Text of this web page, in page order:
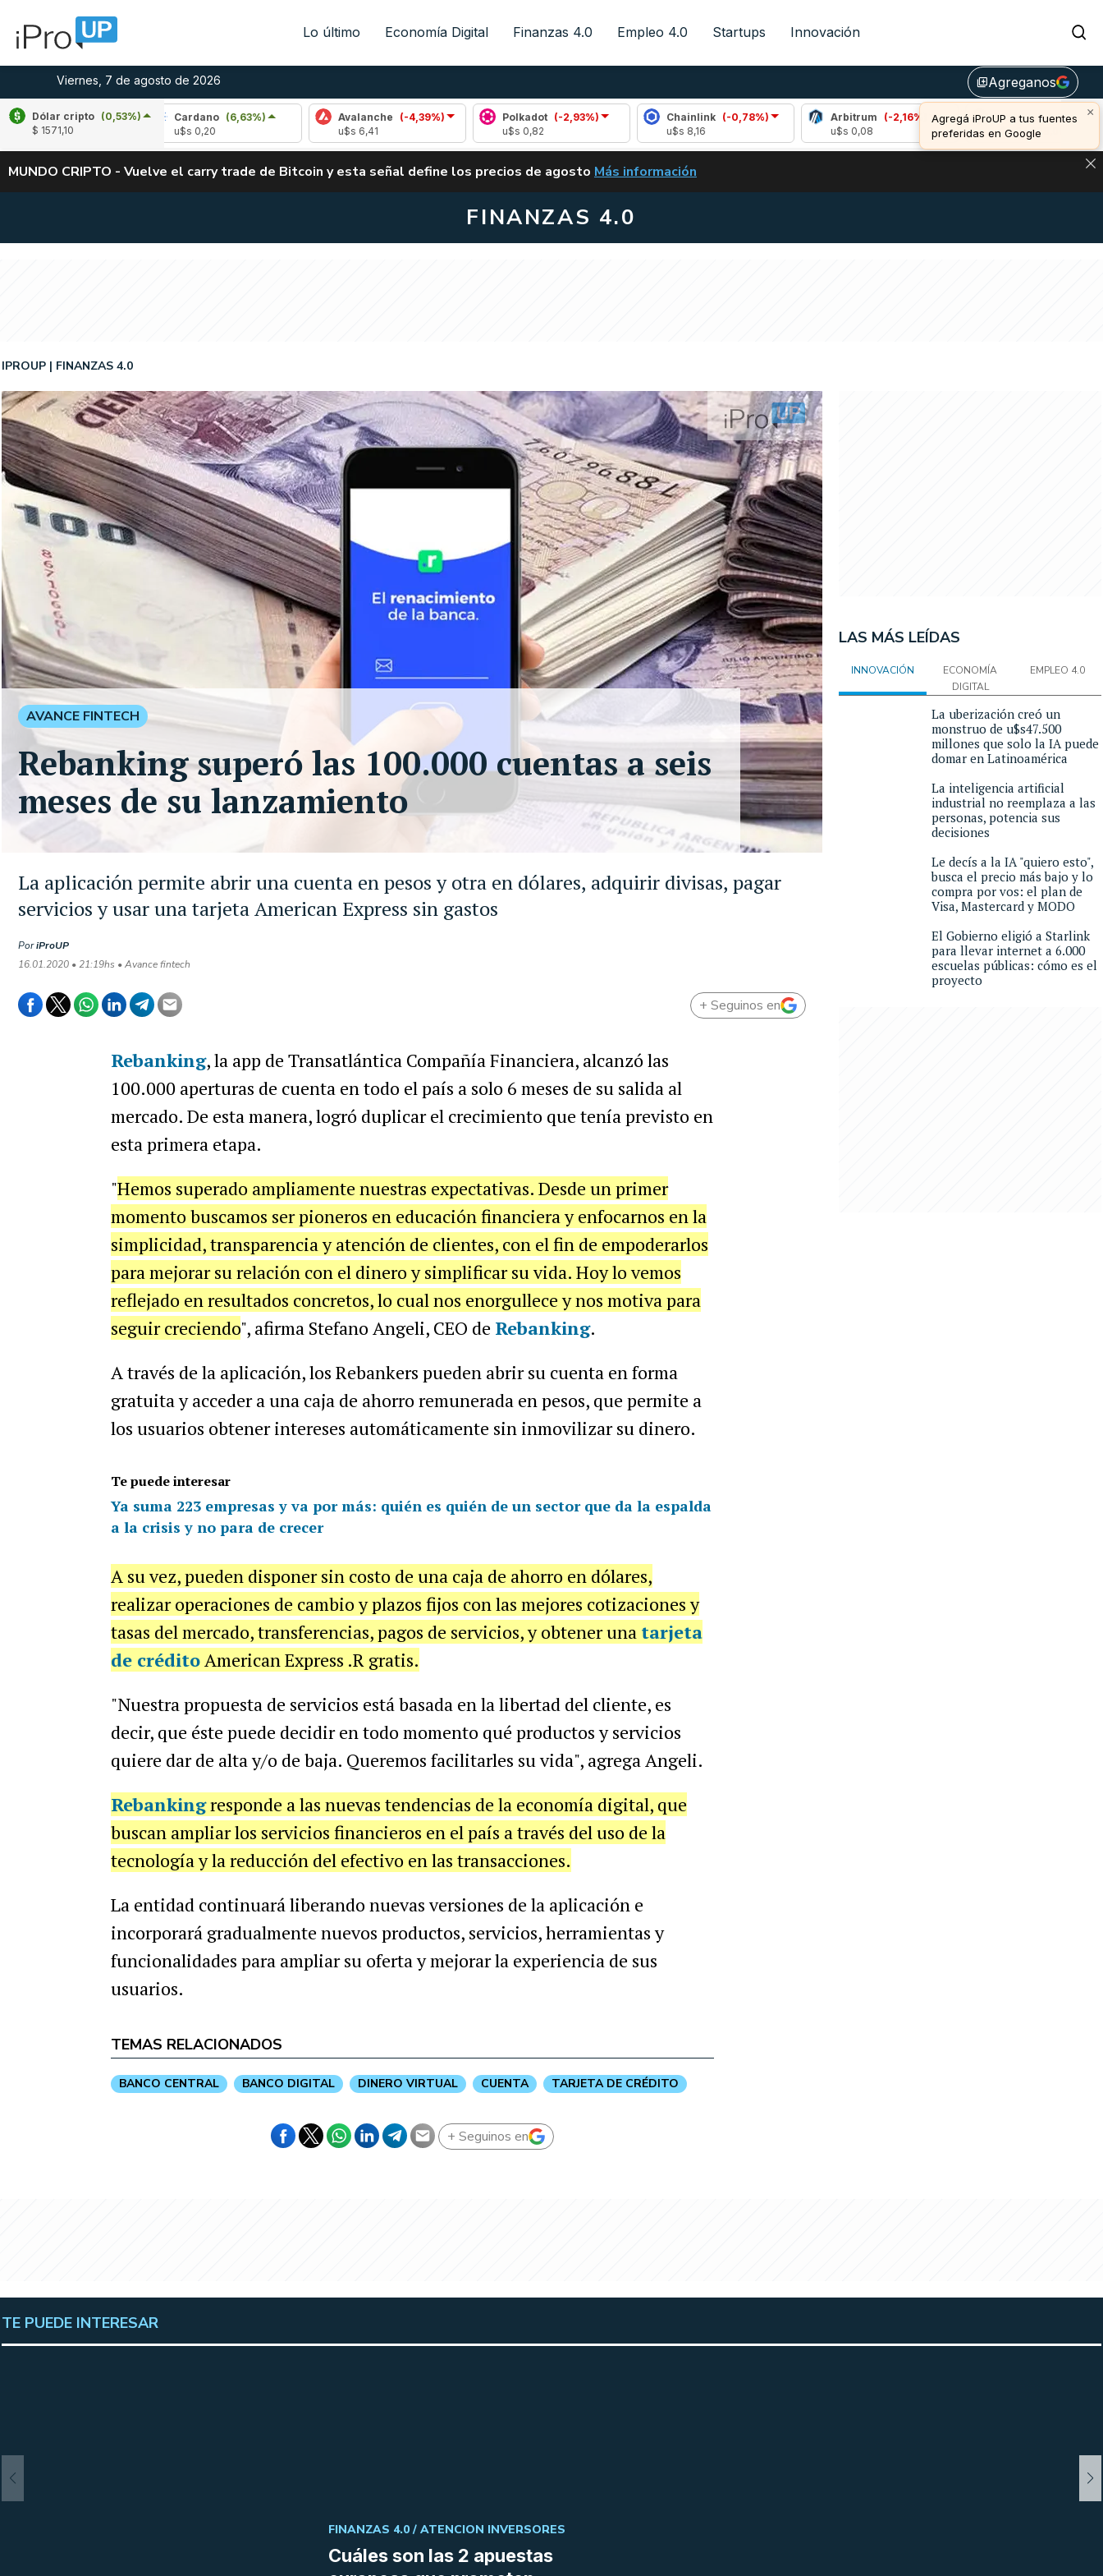
Lo último Economía Digital Finanzas 4.0 Empleo 4.0 Startups Innovación
Viernes, 7 de agosto de 2026 library_addAgreganos
×
Agregá iProUP a tus fuentes
preferidas en Google
Dólar cripto (0,53%)
$ 1571,10
(-2,91%)
Cardano (6,63%)
Avalanche (-4,39%)
Polkadot (-2,93%)
Chainlink (-0,78%)
Arbitrum (-2,16%)
Bitcoin (-0,76%)
u$s 64.288,00
ALERTA
MUNDO CRIPTO - Vuelve el carry trade de Bitcoin y esta señal define los precios de agosto VUELVE EL CARRY TRADE DE BITCOIN Y ESTA SEÑAL DEFINE LOS PRECIOS DE
Más información
FINANZAS 4.0
La aplicación permite abrir una cuenta en pesos y otra en dólares, adquirir divisas, pagar
servicios y usar una tarjeta American Express sin gastos
IPROUP FINANZAS 4.0
PoriProUP
16.01.2020 • 21:19hs • Avance fintech
AVANCE FINTECH
Rebanking superó las 100.000 cuentas a seis
meses de su lanzamiento
+ Seguinos en
Rebanking, la app de Transatlántica Compañía Financiera, alcanzó las
100.000 aperturas de cuenta en todo el país a solo 6 meses de su salida al
mercado. De esta manera, logró duplicar el crecimiento que tenía previsto en
esta primera etapa.
"Hemos superado ampliamente nuestras expectativas. Desde un primer
momento buscamos ser pioneros en educación financiera y enfocarnos en la
simplicidad, transparencia y atención de clientes, con el fin de empoderarlos
para mejorar su relación con el dinero y simplificar su vida. Hoy lo vemos
reflejado en resultados concretos, lo cual nos enorgullece y nos motiva para
seguir creciendo", afirma Stefano Angeli, CEO de Rebanking.
A través de la aplicación, los Rebankers pueden abrir su cuenta en forma
gratuita y acceder a una caja de ahorro remunerada en pesos, que permite a
los usuarios obtener intereses automáticamente sin inmovilizar su dinero.
Te puede interesar
Ya suma 223 empresas y va por más: quién es quién de un sector que da la espalda
a la crisis y no para de crecer
A su vez, pueden disponer sin costo de una caja de ahorro en dólares,
realizar operaciones de cambio y plazos fijos con las mejores cotizaciones y
tasas del mercado, transferencias, pagos de servicios, y obtener una tarjeta
de créditoAmerican Express .R gratis.
"Nuestra propuesta de servicios está basada en la libertad del cliente, es
decir, que éste puede decidir en todo momento qué productos y servicios
quiere dar de alta y/o de baja. Queremos facilitarles su vida", agrega Angeli.
Rebankingresponde a las nuevas tendencias de la economía digital, que
buscan ampliar los servicios financieros en el país a través del uso de la
tecnología y la reducción del efectivo en las transacciones.
La entidad continuará liberando nuevas versiones de la aplicación e
incorporará gradualmente nuevos productos, servicios, herramientas y
funcionalidades para ampliar su oferta y mejorar la experiencia de sus
usuarios.
TEMAS RELACIONADOS
BANCO CENTRAL BANCO DIGITAL DINERO VIRTUAL CUENTA TARJETA DE CRÉDITO
+ Seguinos en
LAS MÁS LEÍDAS
INNOVACIÓN
ECONOMÍA
DIGITAL
EMPLEO 4.0
La uberización creó un
monstruo de u$s47.500
millones que solo la IA puede
domar en Latinoamérica
La inteligencia artificial
industrial no reemplaza a las
personas, potencia sus
decisiones
Le decís a la IA "quiero esto",
busca el precio más bajo y lo
compra por vos: el plan de
Visa, Mastercard y MODO
El Gobierno eligió a Starlink
para llevar internet a 6.000
escuelas públicas: cómo es el
proyecto
TE PUEDE INTERESAR
Cuáles son las 2 apuestas
FINANZAS 4.0 /ATENCION INVERSORES